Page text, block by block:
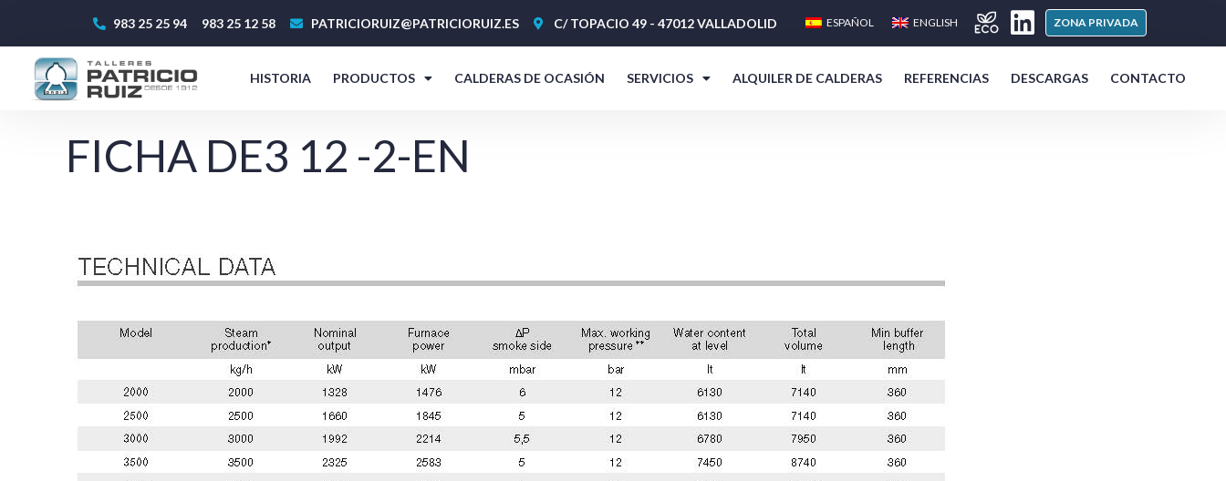
983 25 25 94 983 25 12 58 PATRICIORUIZ@PATRICIORUIZ.ES C/ TOPACIO 49 - 47012 VALLADOLID ESPAÑOL ENGLISH ZONA PRIVADA
HISTORIA PRODUCTOS CALDERAS DE OCASIÓN SERVICIOS ALQUILER DE CALDERAS REFERENCIAS DESCARGAS CONTACTO
FICHA DE3 12 -2-EN